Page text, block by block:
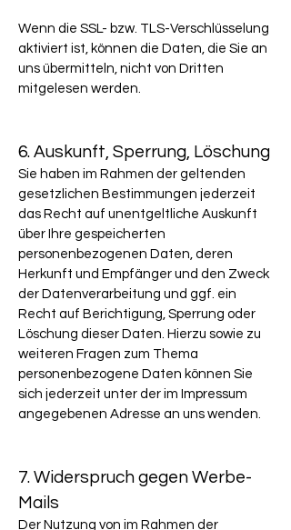
Wenn die SSL- bzw. TLS-Verschlüsselung
aktiviert ist, können die Daten, die Sie an
uns übermitteln, nicht von Dritten
mitgelesen werden.
6. Auskunft, Sperrung, Löschung
Sie haben im Rahmen der geltenden
gesetzlichen Bestimmungen jederzeit
das Recht auf unentgeltliche Auskunft
über Ihre gespeicherten
personenbezogenen Daten, deren
Herkunft und Empfänger und den Zweck
der Datenverarbeitung und ggf. ein
Recht auf Berichtigung, Sperrung oder
Löschung dieser Daten. Hierzu sowie zu
weiteren Fragen zum Thema
personenbezogene Daten können Sie
sich jederzeit unter der im Impressum
angegebenen Adresse an uns wenden.
7. Widerspruch gegen Werbe-
Mails
Der Nutzung von im Rahmen der